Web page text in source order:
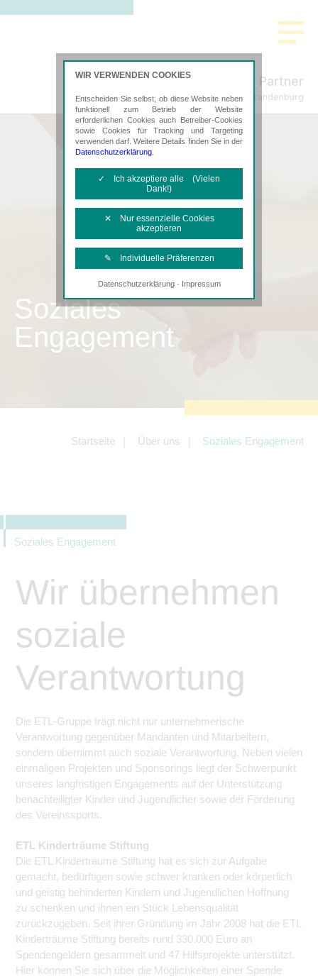
Lenz, Wölz & Partner
Steuerberatung in Neubrandenburg
Soziales
Engagement
Startseite Über uns Soziales Engagement
Soziales Engagement
Wir übernehmen
soziale
Verantwortung
Die ETL-Gruppe trägt nicht nur unternehmerische
Verantwortung gegenüber Mandanten und Mitarbeitern,
sondern übernimmt auch soziale Verantwortung. Neben vielen
einmaligen Projekten und Sponsorings liegt der Schwerpunkt
unseres langfristigen Engagements auf der Unterstützung
benachteiligter Kinder und Jugendlicher sowie der Förderung
des Vereinssports.
ETL Kinderträume Stiftung
Die ETL Kinderträume Stiftung hat es sich zur Aufgabe
gemacht, bedürftigen sowie schwer kranken oder körperlich
und geistig behinderten Kindern und Jugendlichen Hoffnung
zu schenken und ihnen ein Stück Lebensqualität
zurückzugeben. Seit ihrer Gründung im Jahr 2008 hat die ETL
Kinderträume Stiftung bereits rund 330.000 Euro an
Spendengeldern gesammelt und 47 Hilfsprojekte unterstützt.
Hier können Sie sich über die Möglichkeiten einer Spende
WIR VERWENDEN COOKIES
Entscheiden Sie selbst, ob diese Website neben
funktionell zum Betrieb der Website
erforderlichen Cookies auch Betreiber-Cookies
sowie Cookies für Tracking und Targeting
verwenden darf. Weitere Details finden Sie in der
Datenschutzerklärung
✓ Ich akzeptiere alle (Vielen
Dank!)
✕ Nur essenzielle Cookies
akzeptieren
✎ Individuelle Präferenzen
Notwendige Cookies
Diese Cookies sind erforderlich, um die
grundlegende Funktionalität der Website
Tracking- und Targeting-Cookies
Angebotes einschließlich der
Angeboten von z.B. Facebook und
LinkedIn.
können.
Datenschutzerklärung· Impressum